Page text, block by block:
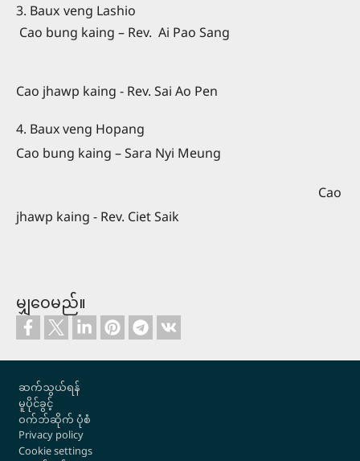
3. Baux veng Lashio
Cao bung kaing – Rev. Ai Pao Sang
Cao jhawp kaing - Rev. Sai Ao Pen
4. Baux veng Hopang
Cao bung kaing – Sara Nyi Meung
Cao
jhawp kaing - Rev. Ciet Saik
မျှဝေမည်။
Footer
ဆက်သွယ်ရန်
မူပိုင်ခွင့်
ဝက်ဘ်ဆိုက် ပုံစံ
Privacy policy
Cookie settings